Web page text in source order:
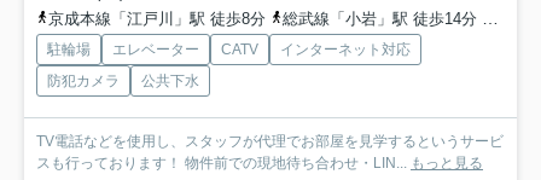
京成本線「江戸川」駅 徒歩8分
総武線「小岩」駅 徒歩14分 総武
駐輪場 エレベーター CATV
インターネット対応
防犯カメラ
公共下水
TV電話などを使用し、スタッフが代理でお部屋を見学するというサービ
スも行っております！ 物件前での現地待ち合わせ・LIN... もっと見る